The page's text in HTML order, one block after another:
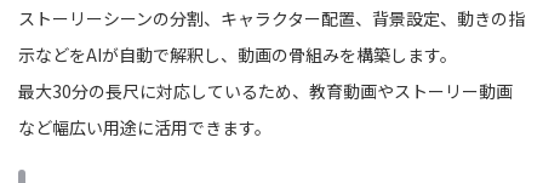
ストーリーシーンの分割、キャラクター配置、背景設定、動きの指
示などをAIが自動で解釈し、動画の骨組みを構築します。
最大30分の長尺に対応しているため、教育動画やストーリー動画
など幅広い用途に活用できます。